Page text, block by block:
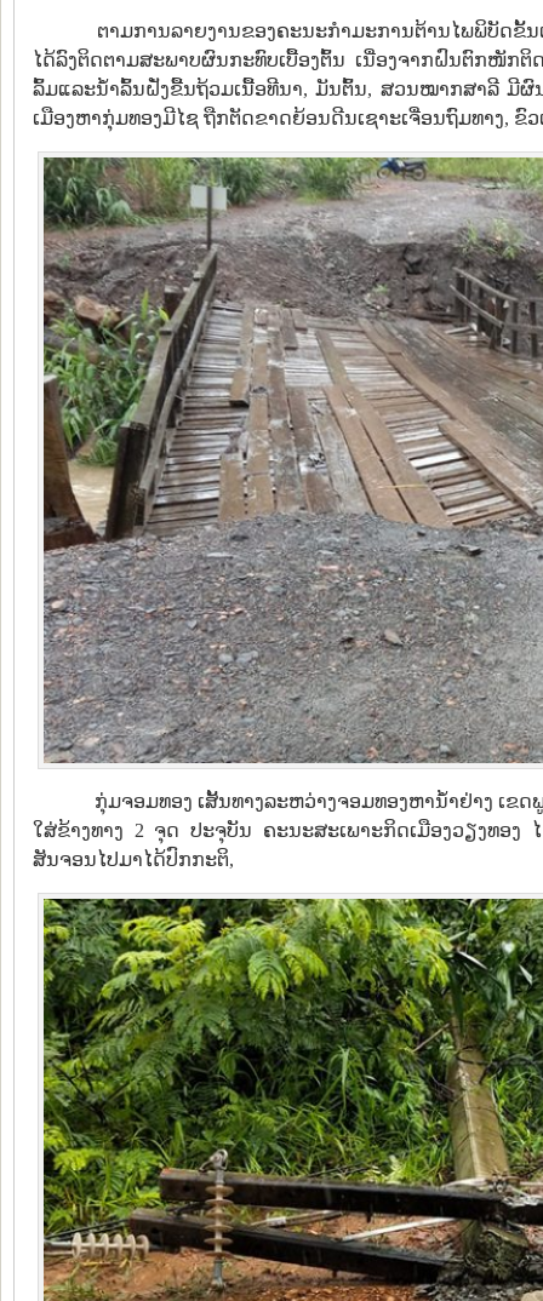
ຕາມການລາຍງານຂອງຄະນະກໍາມະການຕ້ານໄພພິບັດຂັ້ນເມື
ໄດ້ລົງຕິດຕາມສະພາບຜົນກະທົບເບື້ອງຕົ້ນ ເນື່ອງຈາກຝົນຕົກໜັກ
ລົ້ມແລະນ້ຳລົ້ນຝັ່ງຂື້ນຖ້ວມເນື້ອທີນາ,​ ມັນຕົ້ນ,​ ສວນໝາກສາລີ ມີຜົ
ເມືອງຫາກຸ່ມທອງມີໄຊ ຖືກຕັດຂາດຍ້ອນດີນເຊາະເຈື່ອນຖົມທາງ,​ ຂົວ
ກຸ່ມຈອມທອງ ເສັ້ນທາງລະຫວ່າງຈອມທອງຫານໍ້າຢ່າງ ເຂດພູ
ໃສ່ຂ້າງທາງ 2 ຈຸດ ປະຈຸບັນ ຄະນະສະເພາະກິດເມືອງວຽງທອ
ສັນຈອນໄປມາໄດ້ປົກກະຕິ,